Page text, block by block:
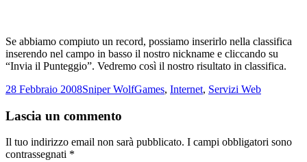
Se abbiamo compiuto un record, possiamo inserirlo nella classifica
inserendo nel campo in basso il nostro nickname e cliccando su
“Invia il Punteggio”. Vedremo così il nostro risultato in classifica.
Scritto
28 Febbraio 2008Autore
Sniper WolfCategorie
Games, Internet, Servizi Web
Lascia un commento
Il tuo indirizzo email non sarà pubblicato. I campi obbligatori sono
contrassegnati *